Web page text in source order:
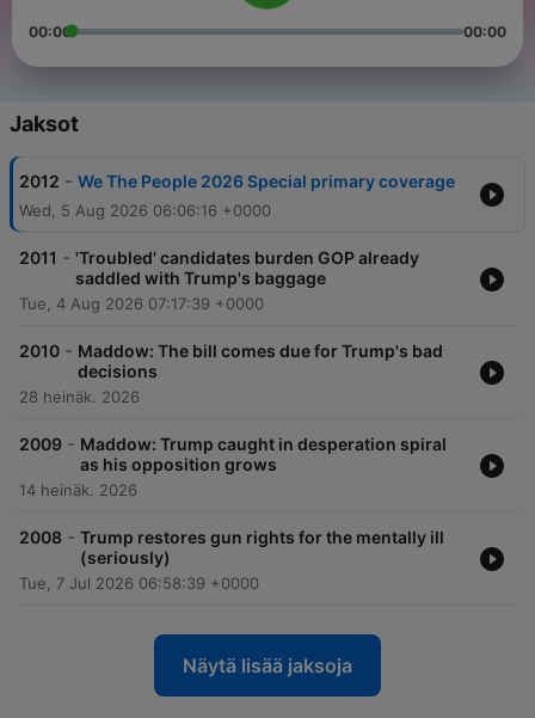
00:00 00:00
Jaksot
2012 - We The People 2026 Special primary coverage
Wed, 5 Aug 2026 06:06:16 +0000
2011 - 'Troubled' candidates burden GOP already
saddled with Trump's baggage
Tue, 4 Aug 2026 07:17:39 +0000
2010 - Maddow: The bill comes due for Trump's bad
decisions
28 heinäk. 2026
2009 - Maddow: Trump caught in desperation spiral
as his opposition grows
14 heinäk. 2026
2008 - Trump restores gun rights for the mentally ill
(seriously)
Tue, 7 Jul 2026 06:58:39 +0000
Näytä lisää jaksoja